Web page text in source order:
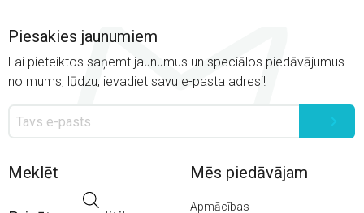
Piesakies jaunumiem
Lai pieteiktos saņemt jaunumus un speciālos piedāvājumus
no mums, lūdzu, ievadiet savu e-pasta adresi!
Meklēt Mēs piedāvājam
Apmācības